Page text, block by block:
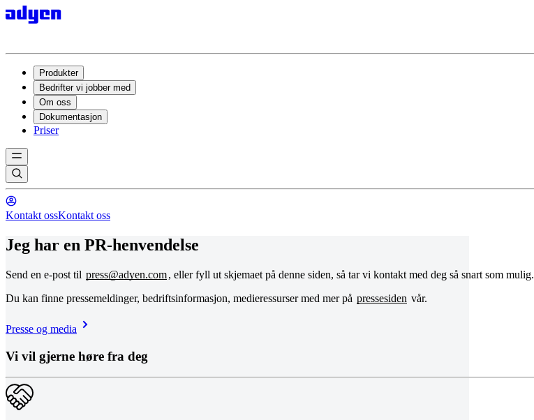
Produkter
Bedrifter vi jobber med
Om oss
Dokumentasjon
Priser
Kontakt ossKontakt oss
Jeg har en PR-henvendelse
Send en e-post til press@adyen.com, eller fyll ut skjemaet på denne siden, så tar vi kontakt med deg så snart som mulig.
Du kan finne pressemeldinger, bedriftsinformasjon, medieressurser med mer på pressesiden vår.
Presse og media
Vi vil gjerne høre fra deg